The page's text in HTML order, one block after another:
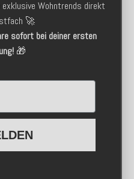
Wohntrends direkt
🚀
sofort bei deiner ersten
🎁